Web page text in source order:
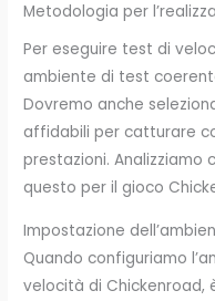
Metodologia per
Per eseguire test di
ambiente di test
Dovremo anche
affidabili per catturare
prestazioni.
questo per il gioco
Impostazione
Quando configuriamo
velocità di Chickenroad,